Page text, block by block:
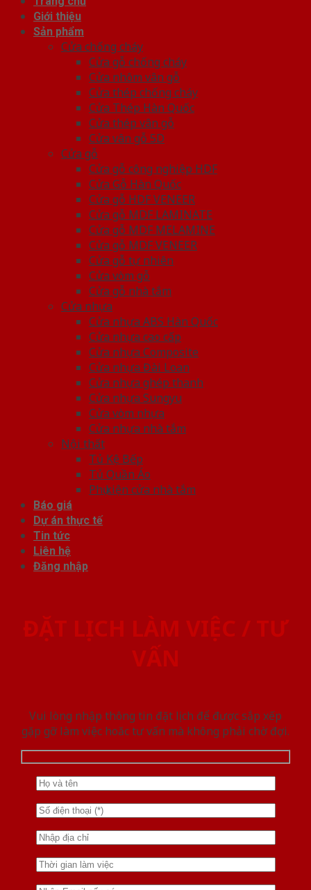
Giới thiệu
Sản phẩm
Cửa chống cháy
Cửa gỗ chống cháy
Cửa nhôm vân gỗ
Cửa thép chống cháy
Cửa Thép Hàn Quốc
Cửa thép vân gỗ
Cửa vân gỗ 5D
Cửa gỗ
Cửa gỗ công nghiệp HDF
Cửa Gỗ Hàn Quốc
Cửa gỗ HDF VENEER
Cửa gỗ MDF LAMINATE
Cửa gỗ MDF MELAMINE
Cửa gỗ MDF VENEER
Cửa gỗ tự nhiên
Cửa vòm gỗ
Cửa gỗ nhà tắm
Cửa nhựa
Cửa nhựa ABS Hàn Quốc
Cửa nhựa cao cấp
Cửa nhựa Composite
Cửa nhựa Đài Loan
Cửa nhựa ghép thanh
Cửa nhựa Sungyu
Cửa vòm nhựa
Cửa nhựa nhà tắm
Nội thất
Tủ Kệ Bếp
Tủ Quần Áo
Phụ kiện cửa nhà tắm
Báo giá
Dự án thực tế
Tin tức
Liên hệ
Đăng nhập
ĐẶT LỊCH LÀM VIỆC / TƯ
VẤN
Vui lòng nhập thông tin đặt lịch để được sắp xếp
gặp gỡ làm việc hoăc tư vấn mà không phải chờ đợi.